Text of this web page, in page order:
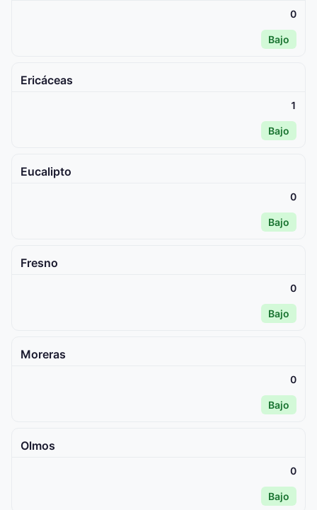
0
Bajo
Ericáceas
1
Bajo
Eucalipto
0
Bajo
Fresno
0
Bajo
Moreras
0
Bajo
Olmos
0
Bajo